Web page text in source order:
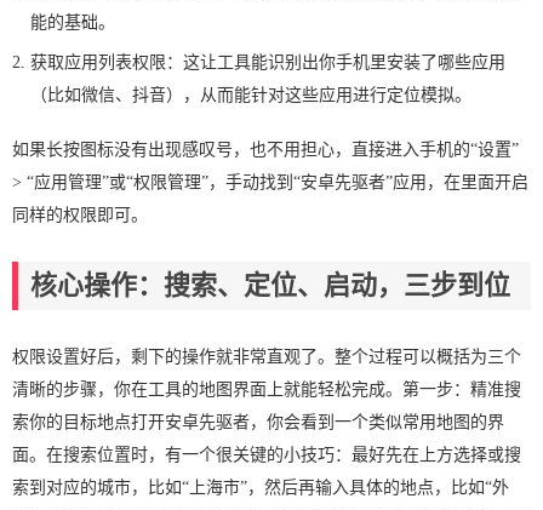
能的基础。
获取应用列表权限：这让工具能识别出你手机里安装了哪些应用
（比如微信、抖音），从而能针对这些应用进行定位模拟。
如果长按图标没有出现感叹号，也不用担心，直接进入手机的“设置”
> “应用管理”或“权限管理”，手动找到“安卓先驱者”应用，在里面开启
同样的权限即可。
核心操作：搜索、定位、启动，三步到位
权限设置好后，剩下的操作就非常直观了。整个过程可以概括为三个
清晰的步骤，你在工具的地图界面上就能轻松完成。第一步：精准搜
索你的目标地点打开安卓先驱者，你会看到一个类似常用地图的界
面。在搜索位置时，有一个很关键的小技巧：最好先在上方选择或搜
索到对应的城市，比如“上海市”，然后再输入具体的地点，比如“外